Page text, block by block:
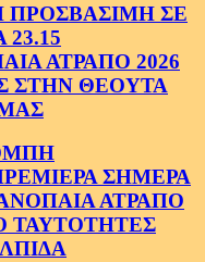
ΣΕ
ΑΤΡΑΠΟ 2026
ΣΤΗΝ ΘΕΟΥΤΑ
ΣΗΜΕΡΑ
ΑΤΡΑΠΟ
ΤΑΥΤΟΤΗΤΕΣ